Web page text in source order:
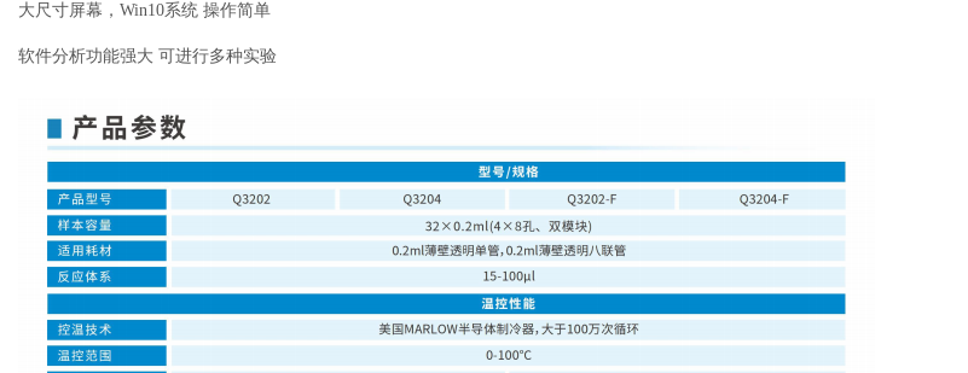
大尺寸屏幕，Win10系统 操作简单
软件分析功能强大 可进行多种实验